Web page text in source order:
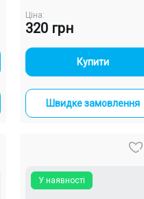
Ціна:
320 грн
- +
Купити
Швидке замовлення
У наявності